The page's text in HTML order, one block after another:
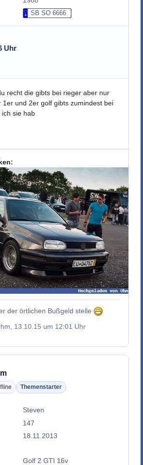
SB SO 6666
Uhr
recht die gibts bei rieger aber nur
1er und 2er golf gibts zumindest bei
ich sie hab
der örtlichen Bußgeld stelle
13.10.15 um 12:01 Uhr
Themenstarter
Steven
147
18.11.2013
Golf 2 GTI 16v